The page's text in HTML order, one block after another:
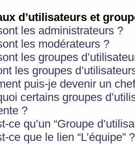
d’utilisateurs et
les administrateurs ?
les modérateurs ?
les groupes
les groupes
puis-je devenir un
certains groupes
?
ce qu’un “Groupe
ce que le lien “L’équipe” ?